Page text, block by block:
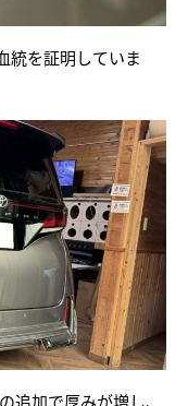
統を証明していま